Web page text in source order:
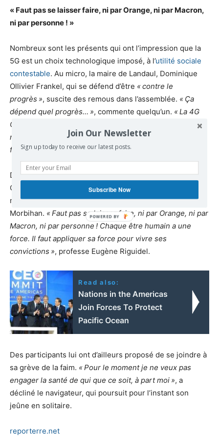
« Faut pas se laisser faire, ni par Orange, ni par Macron,
ni par personne ! »
Nombreux sont les présents qui ont l’impression que la
5G est un choix technologique imposé, à l’utilité sociale
contestable. Au micro, la maire de Landaul, Dominique
Ollivier Frankel, qui se défend d’être «contre le
progrès », suscite des remous dans l’assemblée. « Ça
dépend quel progrès… », commente quelqu’un. «La 4G
Orange marche très bien ici,
On
n’est pas du tout dansune zone blanche, et d’ailleurs, il
faut des zones blanches en France
Devant la caravane, plusieurs personnes venues de
Carnac, Pluvigner et Nostang prennent à leur tour le
micro pour témoigner des luttes en cours dans le
Morbihan. «Faut pas se laisser faire, ni par Orange, ni par
Macron, ni par personne ! Chaque être humain a une
force. Il faut appliquer sa force pour vivre ses
convictions », professe Eugène Riguidel.
Read also:
Nations in the Americas
Join Forces To Protect
Pacific Ocean
Des participants lui ont d’ailleurs proposé de se joindre à
sa grève de la faim. «Pour le moment je ne veux pas
engager la santé de qui que ce soit, à part moi», a
décliné le navigateur, qui poursuit pour l’instant son
jeûne en solitaire.
reporterre.net
Join Our Newsletter
Sign up today to receive our latest posts.
Subscribe Now